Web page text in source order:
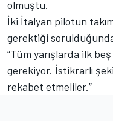
olmuştu.
İki İtalyan pilotun
gerektiği
“Tüm yarışlarda ilk
gerekiyor. İstikrarlı
rekabet etmeliler.”